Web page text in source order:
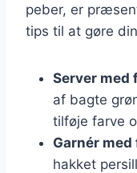
peber, er
tips til at gøre
Server
af bagte
tilføje farve
Garnér
hakket